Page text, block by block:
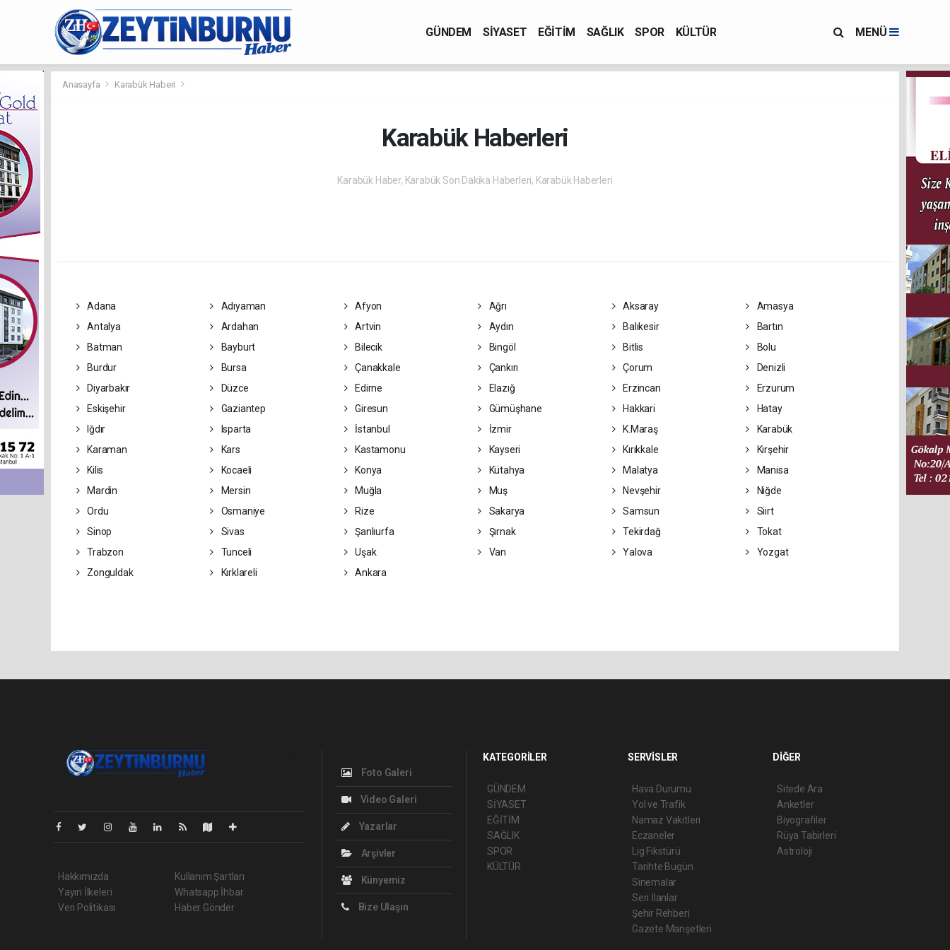
GÜNDEM SİYASET EĞİTİM SAĞLIK SPOR KÜLTÜR MENÜ
Anasayfa Karabük Haberi
Karabük Haberleri
Karabük Haber, Karabük Son Dakika Haberleri, Karabük Haberleri
Adana Adıyaman Afyon Ağrı Aksaray
Amasya
Antalya
Ardahan Artvin Aydın Balıkesir
Bartın
Batman
Bayburt Bilecik Bingöl Bitlis
Bolu
Burdur
Bursa Çanakkale Çankırı Çorum
Denizli
Diyarbakır
Düzce Edirne Elazığ Erzincan
Erzurum
Eskişehir
Gaziantep Giresun Gümüşhane Hakkari
Hatay
Iğdır
Isparta İstanbul İzmir K.Maraş
Karabük
Karaman
Kars Kastamonu Kayseri Kırıkkale
Kırşehir
Kilis
Kocaeli Konya Kütahya Malatya
Manisa
Mardin
Mersin Muğla Muş Nevşehir
Niğde
Ordu
Osmaniye Rize Sakarya Samsun
Siirt
Sinop
Sivas Şanlıurfa Şırnak Tekirdağ
Tokat
Trabzon
Tunceli Uşak Van Yalova
Yozgat
Zonguldak
Kırklareli Ankara
Hakkımızda
Yayın İlkeleri
Veri Politikası
Kullanım Şartları
Whatsapp İhbar
Haber Gönder
Foto Galeri
Video Galeri
Yazarlar
Arşivler
Künyemiz
Bize Ulaşın
KATEGORİLER
GÜNDEM
SİYASET
EĞİTİM
SAĞLIK
SPOR
KÜLTÜR
SERVİSLER
Hava Durumu
Yol ve Trafik
Namaz Vakitleri
Eczaneler
Lig Fikstürü
Tarihte Bugün
Sinemalar
Seri İlanlar
Şehir Rehberi
Gazete Manşetleri
DİĞER
Sitede Ara
Anketler
Biyografiler
Rüya Tabirleri
Astroloji